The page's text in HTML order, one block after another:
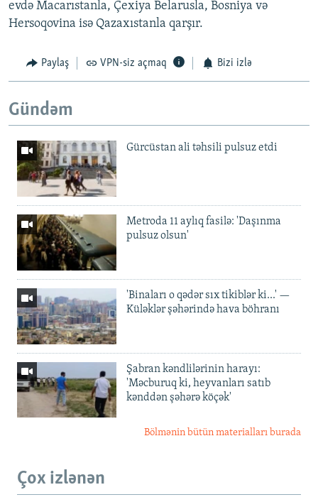
evdə Macarıstanla, Çexiya Belarusla, Bosniya və
Hersoqovina isə Qazaxıstanla qarşır.
Paylaş VPN-siz açmaq Bizi izlə
Gündəm
Gürcüstan ali təhsili pulsuz etdi
Metroda 11 aylıq fasilə: 'Daşınma
pulsuz olsun'
'Binaları o qədər sıx tikiblər ki...' —
Küləklər şəhərində hava böhranı
Şabran kəndlilərinin harayı:
'Məcburuq ki, heyvanları satıb
kənddən şəhərə köçək'
Bölmənin bütün materialları burada
Çox izlənən